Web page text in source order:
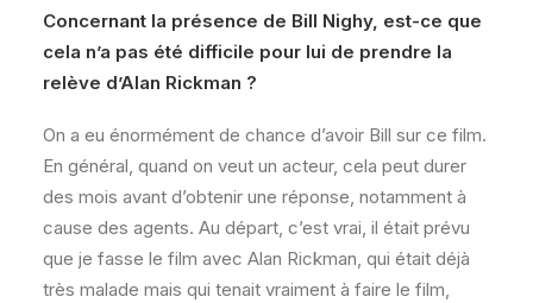
Concernant la présence de Bill Nighy, est-ce que
cela n’a pas été difficile pour lui de prendre la
relève d’Alan Rickman ?
On a eu énormément de chance d’avoir Bill sur ce film.
En général, quand on veut un acteur, cela peut durer
des mois avant d’obtenir une réponse, notamment à
cause des agents. Au départ, c’est vrai, il était prévu
que je fasse le film avec Alan Rickman, qui était déjà
très malade mais qui tenait vraiment à faire le film,